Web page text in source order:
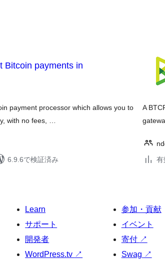
Bitcoin payments in
payment processor which allows you to
with no fees, …
6.9.6で検証済み
A
有
Learn
サポート
開発者
WordPress.tv ↗
参加・貢献
イベント
寄付 ↗
Swag ↗